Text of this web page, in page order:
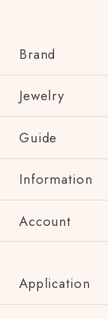
Brand
Jewelry
Guide
Information
Account
Application